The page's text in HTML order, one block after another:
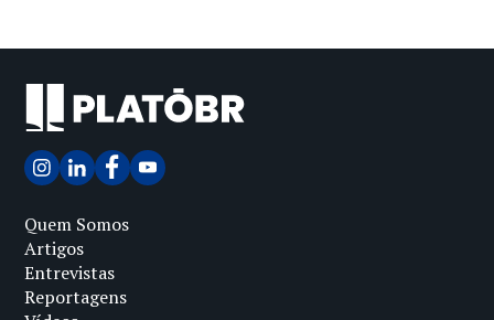
Quem Somos
Artigos
Entrevistas
Reportagens